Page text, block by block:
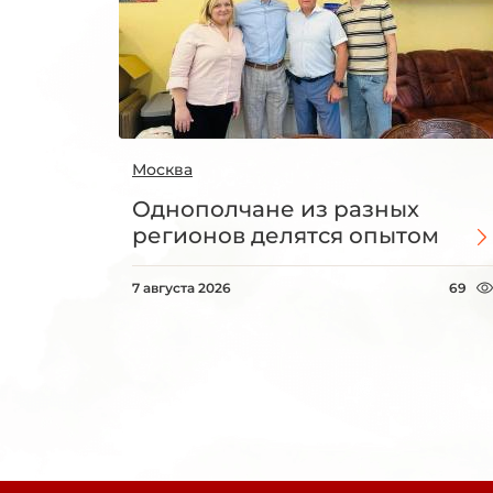
Москва
Однополчане из разных
регионов делятся опытом
7 августа 2026 69